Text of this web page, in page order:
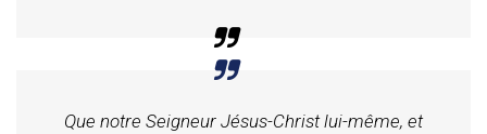
Que notre Seigneur Jésus-Christ lui-même, et